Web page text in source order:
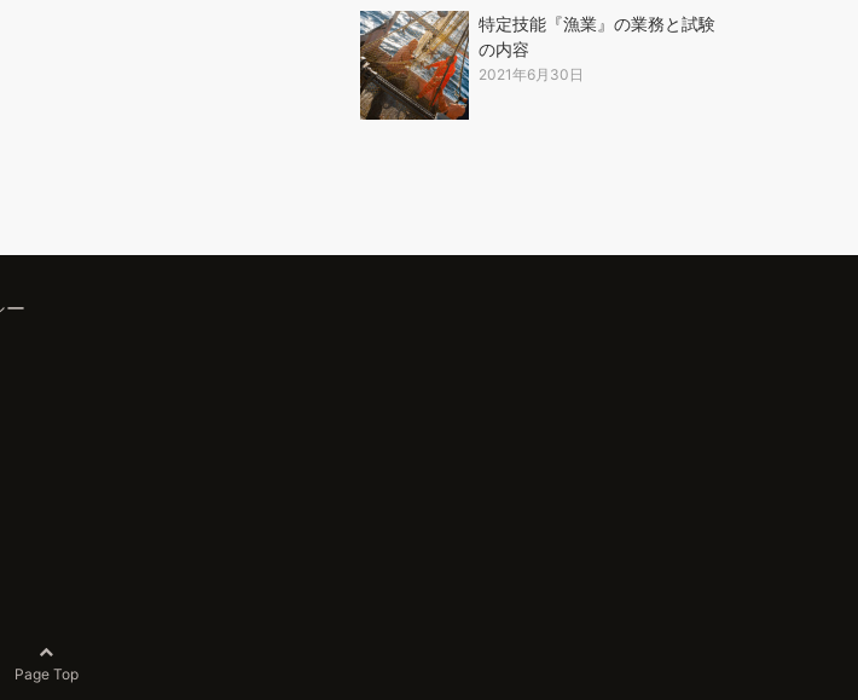
特定技能『漁業』の業務と試験
の内容
2021年6月30日
ー
Page Top